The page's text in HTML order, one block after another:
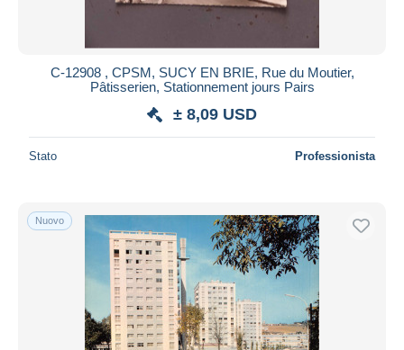
C-12908 , CPSM, SUCY EN BRIE, Rue du Moutier,
Pâtisserien, Stationnement jours Pairs
± 8,09 USD
Stato Professionista
Nuovo